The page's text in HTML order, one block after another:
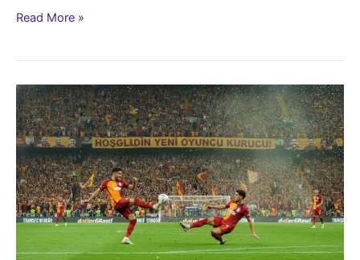
Mısırlı
Piyasa
Değeri
Rekoru
Kırıldı
Read More »